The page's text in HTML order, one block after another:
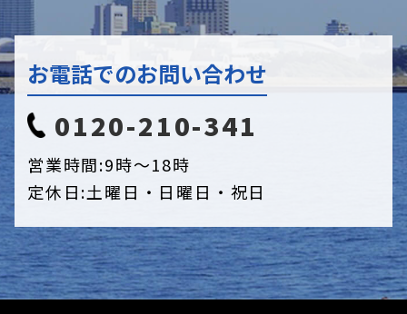
お電話でのお問い合わせ
0120-210-341
営業時間:9時〜18時
定休日:土曜日・日曜日・祝日